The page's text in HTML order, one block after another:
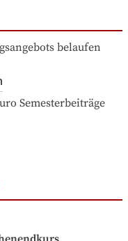
belaufen
Semesterbeiträge